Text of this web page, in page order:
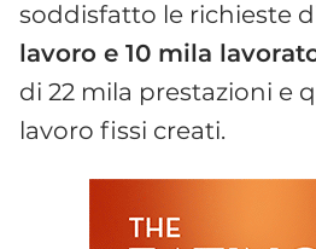
soddisfatto le richieste
lavoro e 10 mila
di 22 mila prestazioni e
lavoro fissi creati.